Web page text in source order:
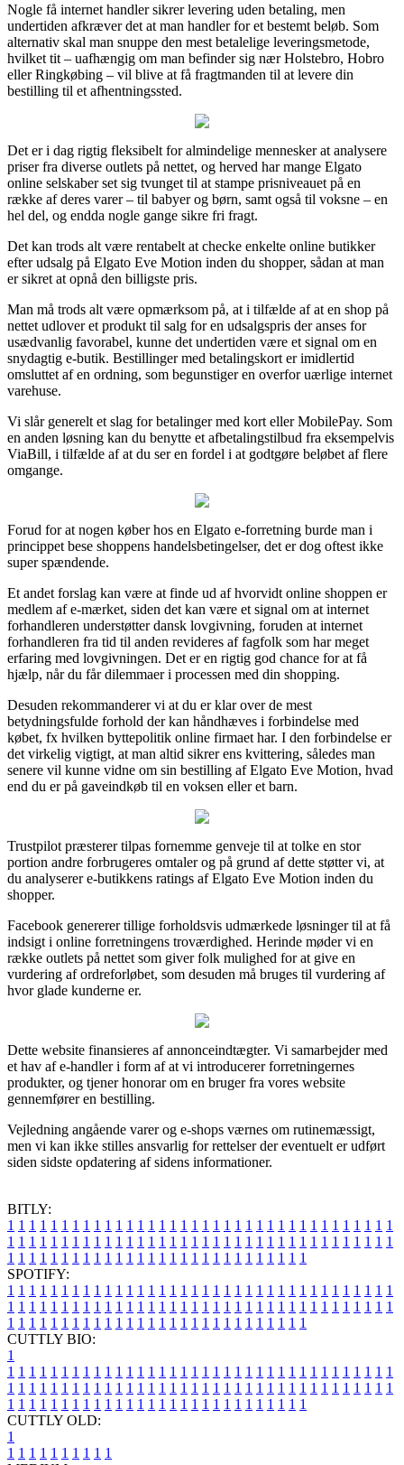
Nogle få internet handler sikrer levering uden betaling, men
undertiden afkræver det at man handler for et bestemt beløb. Som
alternativ skal man snuppe den mest betalelige leveringsmetode,
hvilket tit – uafhængig om man befinder sig nær Holstebro, Hobro
eller Ringkøbing – vil blive at få fragtmanden til at levere din
bestilling til et afhentningssted.
Det er i dag rigtig fleksibelt for almindelige mennesker at analysere
priser fra diverse outlets på nettet, og herved har mange Elgato
online selskaber set sig tvunget til at stampe prisniveauet på en
række af deres varer – til babyer og børn, samt også til voksne – en
hel del, og endda nogle gange sikre fri fragt.
Det kan trods alt være rentabelt at checke enkelte online butikker
efter udsalg på Elgato Eve Motion inden du shopper, sådan at man
er sikret at opnå den billigste pris.
Man må trods alt være opmærksom på, at i tilfælde af at en shop på
nettet udlover et produkt til salg for en udsalgspris der anses for
usædvanlig favorabel, kunne det undertiden være et signal om en
snydagtig e-butik. Bestillinger med betalingskort er imidlertid
omsluttet af en ordning, som begunstiger en overfor uærlige internet
varehuse.
Vi slår generelt et slag for betalinger med kort eller MobilePay. Som
en anden løsning kan du benytte et afbetalingstilbud fra eksempelvis
ViaBill, i tilfælde af at du ser en fordel i at godtgøre beløbet af flere
omgange.
Forud for at nogen køber hos en Elgato e-forretning burde man i
princippet bese shoppens handelsbetingelser, det er dog oftest ikke
super spændende.
Et andet forslag kan være at finde ud af hvorvidt online shoppen er
medlem af e-mærket, siden det kan være et signal om at internet
forhandleren understøtter dansk lovgivning, foruden at internet
forhandleren fra tid til anden revideres af fagfolk som har meget
erfaring med lovgivningen. Det er en rigtig god chance for at få
hjælp, når du får dilemmaer i processen med din shopping.
Desuden rekommanderer vi at du er klar over de mest
betydningsfulde forhold der kan håndhæves i forbindelse med
købet, fx hvilken byttepolitik online firmaet har. I den forbindelse er
det virkelig vigtigt, at man altid sikrer ens kvittering, således man
senere vil kunne vidne om sin bestilling af Elgato Eve Motion, hvad
end du er på gaveindkøb til en voksen eller et barn.
Trustpilot præsterer tilpas fornemme genveje til at tolke en stor
portion andre forbrugeres omtaler og på grund af dette støtter vi, at
du analyserer e-butikkens ratings af Elgato Eve Motion inden du
shopper.
Facebook genererer tillige forholdsvis udmærkede løsninger til at få
indsigt i online forretningens troværdighed. Herinde møder vi en
række outlets på nettet som giver folk mulighed for at give en
vurdering af ordreforløbet, som desuden må bruges til vurdering af
hvor glade kunderne er.
Dette website finansieres af annonceindtægter. Vi samarbejder med
et hav af e-handler i form af at vi introducerer forretningernes
produkter, og tjener honorar om en bruger fra vores website
gennemfører en bestilling.
Vejledning angående varer og e-shops værnes om rutinemæssigt,
men vi kan ikke stilles ansvarlig for rettelser der eventuelt er udført
siden sidste opdatering af sidens informationer.
BITLY:
1 1 1 1 1 1 1 1 1 1 1 1 1 1 1 1 1 1 1 1 1 1 1 1 1 1 1 1 1 1 1 1 1 1 1 1
1 1 1 1 1 1 1 1 1 1 1 1 1 1 1 1 1 1 1 1 1 1 1 1 1 1 1 1 1 1 1 1 1 1 1 1
1 1 1 1 1 1 1 1 1 1 1 1 1 1 1 1 1 1 1 1 1 1 1 1 1 1 1 1
SPOTIFY:
1 1 1 1 1 1 1 1 1 1 1 1 1 1 1 1 1 1 1 1 1 1 1 1 1 1 1 1 1 1 1 1 1 1 1 1
1 1 1 1 1 1 1 1 1 1 1 1 1 1 1 1 1 1 1 1 1 1 1 1 1 1 1 1 1 1 1 1 1 1 1 1
1 1 1 1 1 1 1 1 1 1 1 1 1 1 1 1 1 1 1 1 1 1 1 1 1 1 1 1
CUTTLY BIO:
1
1 1 1 1 1 1 1 1 1 1 1 1 1 1 1 1 1 1 1 1 1 1 1 1 1 1 1 1 1 1 1 1 1 1 1 1
1 1 1 1 1 1 1 1 1 1 1 1 1 1 1 1 1 1 1 1 1 1 1 1 1 1 1 1 1 1 1 1 1 1 1 1
1 1 1 1 1 1 1 1 1 1 1 1 1 1 1 1 1 1 1 1 1 1 1 1 1 1 1 1
CUTTLY OLD:
1
1 1 1 1 1 1 1 1 1 1